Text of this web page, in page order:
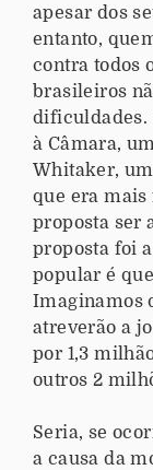
apesar dos
entanto,
contra todos
brasileiros
dificuldades.
à Câmara,
Whitaker,
que era
proposta ser
proposta foi
popular é
Imaginamos
atreverão a
por 1,3
outros 2
Seria, se
a causa da